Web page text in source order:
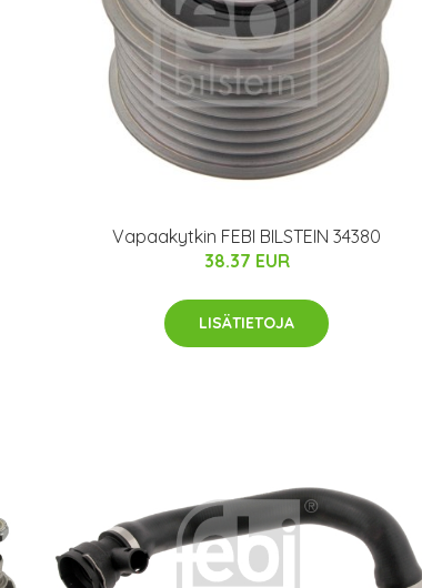
Vapaakytkin FEBI BILSTEIN 34380
38.37 EUR
LISÄTIETOJA